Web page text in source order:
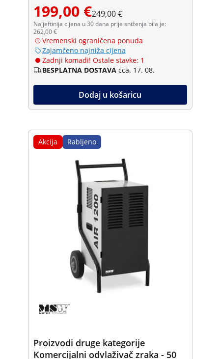
199,00 €249,00 €
Najjeftinija cijena u 30 dana prije sniženja bila je:
262,00 €
Vremenski ograničena ponuda
Zajamčeno najniža cijena
Zadnji komadi! Ostale stavke: 1
BESPLATNA DOSTAVA cca. 17. 08.
Dodaj u košaricu
Akcija Rabljeno
Proizvodi druge kategorije
Komercijalni odvlaživač zraka - 50